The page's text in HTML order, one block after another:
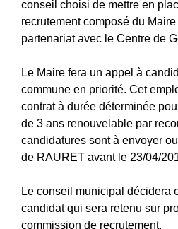
conseil choisi de mettre en
recrutement composé du
partenariat avec le Centre de
Le Maire fera un appel à
commune en priorité. Cet
contrat à durée déterminée
de 3 ans renouvelable par
candidatures sont à envoyer
de RAURET avant le 23/04/
Le conseil municipal décidera
candidat qui sera retenu sur
commission de recrutement.